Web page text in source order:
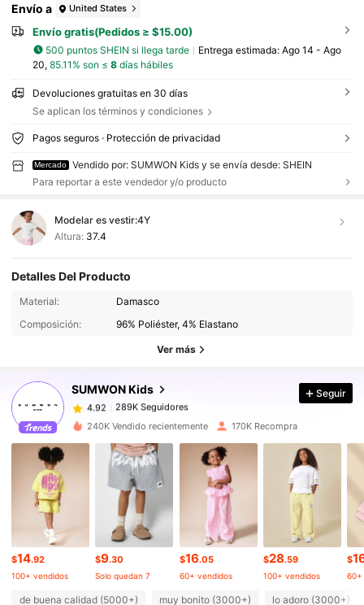
Envío a United States
Envío gratis(Pedidos ≥ $15.00)
500 puntos SHEIN si llega tarde Entrega estimada: Ago 14 - Ago
20, 85.11% son ≤ 8días hábiles
Devoluciones gratuitas en 30 días
Se aplican los términos y condiciones
Pagos seguros · Protección de privacidad
Mercado
Vendido por: SUMWON Kids y se envía desde: SHEIN
Para reportar a este vendedor y/o producto
Modelar es vestir:4Y
Altura: 37.4
Detalles Del Producto
Material:
Damasco
Composición:
96% Poliéster, 4% Elastano
Ver más
SUMWON Kids
289K Seguidores
289K Seguidores
4.92 289K Seguidores
289K Seguidores
289K Seguidores
4.92 289K Seguidores
Seguir
240K Vendido recientemente 170K Recompra
$14.92
100+ vendidos
$9.30
Solo quedan 7
$16.05
60+ vendidos
$28.59
100+ vendidos
$
60+
de buena calidad (5000+) muy bonito (3000+) lo adoro (3000+)